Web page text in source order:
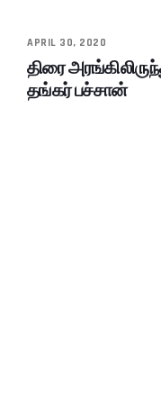
APRIL 30, 2020
திரை
தங்கர் பச்சான்